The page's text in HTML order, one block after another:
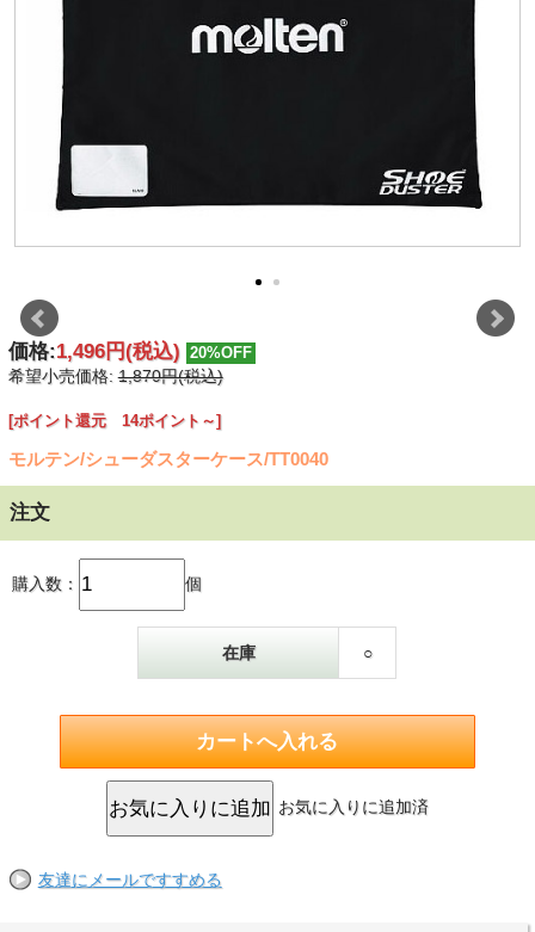
価格:1,496円(税込) 20%OFF
希望小売価格:1,870円(税込)
[ポイント還元 14ポイント～]
モルテン/シューダスターケース/TT0040
注文
購入数： 個
在庫 ○
お気に入りに追加済
友達にメールですすめる